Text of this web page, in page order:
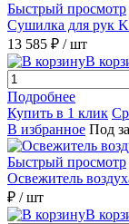
Быстрый просмотр
Сушилка для рук
13 585 ₽ / шт
В
Подробнее
Купить в 1 клик
В избранное Под
Быстрый просмотр
Освежитель
₽ / шт
В